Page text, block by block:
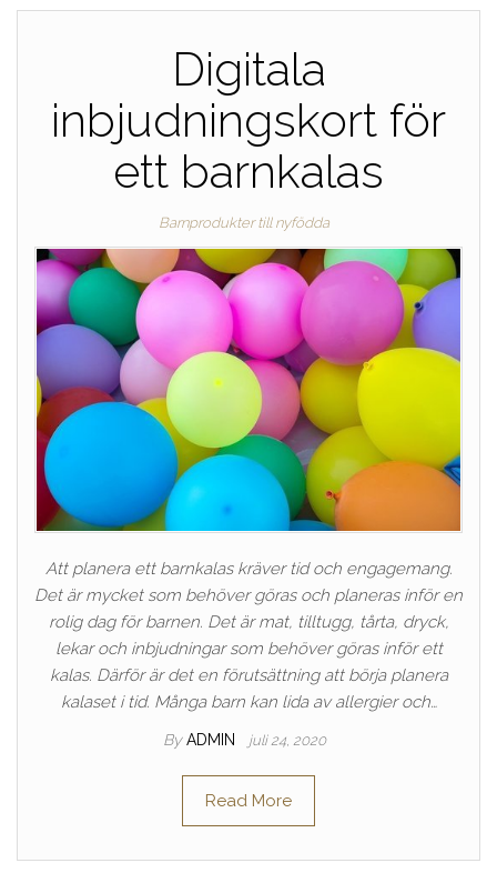
Digitala
inbjudningskort för
ett barnkalas
Barnprodukter till nyfödda
Att planera ett barnkalas kräver tid och engagemang.
Det är mycket som behöver göras och planeras inför en
rolig dag för barnen. Det är mat, tilltugg, tårta, dryck,
lekar och inbjudningar som behöver göras inför ett
kalas. Därför är det en förutsättning att börja planera
kalaset i tid. Många barn kan lida av allergier och…
By ADMIN juli 24, 2020
Read More